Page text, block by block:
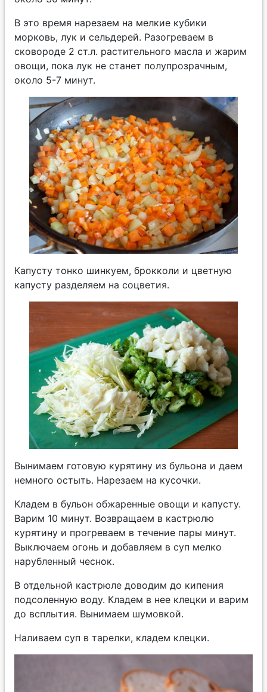
В это время нарезаем на мелкие кубики
морковь, лук и сельдерей. Разогреваем в
сковороде 2 ст.л. растительного масла и жарим
овощи, пока лук не станет полупрозрачным,
около 5-7 минут.
Капусту тонко шинкуем, брокколи и цветную
капусту разделяем на соцветия.
Вынимаем готовую курятину из бульона и даем
немного остыть. Нарезаем на кусочки.
Кладем в бульон обжаренные овощи и капусту.
Варим 10 минут. Возвращаем в кастрюлю
курятину и прогреваем в течение пары минут.
Выключаем огонь и добавляем в суп мелко
нарубленный чеснок.
В отдельной кастрюле доводим до кипения
подсоленную воду. Кладем в нее клецки и варим
до всплытия. Вынимаем шумовкой.
Наливаем суп в тарелки, кладем клецки.